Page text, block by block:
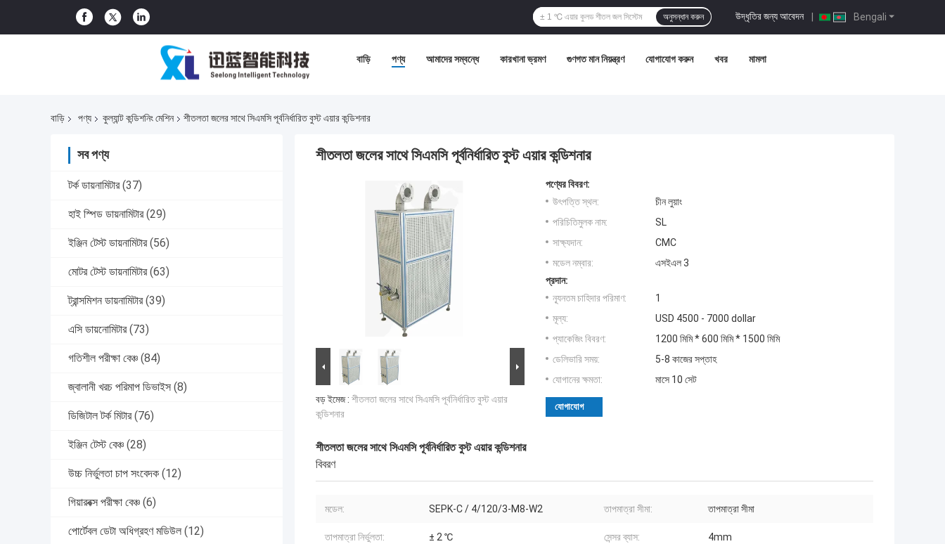
Bengali
উদ্ধৃতির জন্য আবেদন |
অনুসন্ধান করুন
বাড়ি পণ্য আমাদের সম্বন্ধে কারখানা ভ্রমণ গুণগত মান নিয়ন্ত্রণ যোগাযোগ করুন খবর মামলা
বাড়ি পণ্য কুল্যান্ট কন্ডিশনিং মেশিন শীতলতা জলের সাথে সিএমসি পূর্বনির্ধারিত বুস্ট এয়ার কন্ডিশনার
সব পণ্য
টর্ক ডায়নামিটার (37)
হাই স্পিড ডায়নামিটার (29)
ইঞ্জিন টেস্ট ডায়নামিটার (56)
মোটর টেস্ট ডায়নামিটার (63)
ট্রান্সমিশন ডায়নামিটার (39)
এসি ডায়নোমিটার (73)
গতিশীল পরীক্ষা বেঞ্চ (84)
জ্বালানী খরচ পরিমাপ ডিভাইস (8)
ডিজিটাল টর্ক মিটার (76)
ইঞ্জিন টেস্ট বেঞ্চ (28)
উচ্চ নির্ভুলতা চাপ সংবেদক (12)
গিয়ারবক্স পরীক্ষা বেঞ্চ (6)
পোর্টেবল ডেটা অধিগ্রহণ মডিউল (12)
শীতলতা জলের সাথে সিএমসি পূর্বনির্ধারিত বুস্ট এয়ার কন্ডিশনার
বড় ইমেজ : শীতলতা জলের সাথে সিএমসি পূর্বনির্ধারিত বুস্ট এয়ার
কন্ডিশনার
পণ্যের বিবরণ:
উৎপত্তি স্থল:
চীন লুয়াং
পরিচিতিমুলক নাম:
SL
সাক্ষ্যদান:
CMC
মডেল নম্বার:
এসইএল 3
প্রদান:
ন্যূনতম চাহিদার পরিমাণ:
1
মূল্য:
USD 4500 - 7000 dollar
প্যাকেজিং বিবরণ:
1200 মিমি * 600 মিমি * 1500 মিমি
ডেলিভারি সময়:
5-8 কাজের সপ্তাহ
যোগানের ক্ষমতা:
মাসে 10 সেট
যোগাযোগ
শীতলতা জলের সাথে সিএমসি পূর্বনির্ধারিত বুস্ট এয়ার কন্ডিশনার
বিবরণ
মডেল: SEPK-C / 4/120/3-M8-W2 তাপমাত্রা সীমা: তাপমাত্রা সীমা
তাপমাত্রা নির্ভুলতা: ± 2 ℃ সেন্সর ব্যাস: 4mm